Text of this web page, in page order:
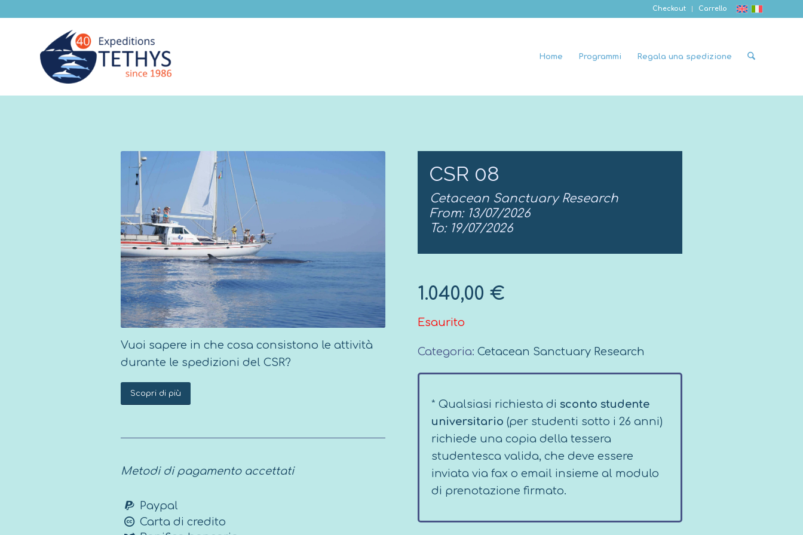
Checkout Carrello
Home Programmi Regala una spedizione
Vuoi sapere in che cosa consistono le attività
durante le spedizioni del CSR?
Scopri di più
Metodi di pagamento accettati
Paypal
Carta di credito
CSR 08
Cetacean Sanctuary Research
From: 13/07/2026
To: 19/07/2026
1.040,00 €
Esaurito
Categoria: Cetacean Sanctuary Research
* Qualsiasi richiesta di sconto studente
universitario (per studenti sotto i 26 anni)
richiede una copia della tessera
studentesca valida, che deve essere
inviata via fax o email insieme al modulo
di prenotazione firmato.